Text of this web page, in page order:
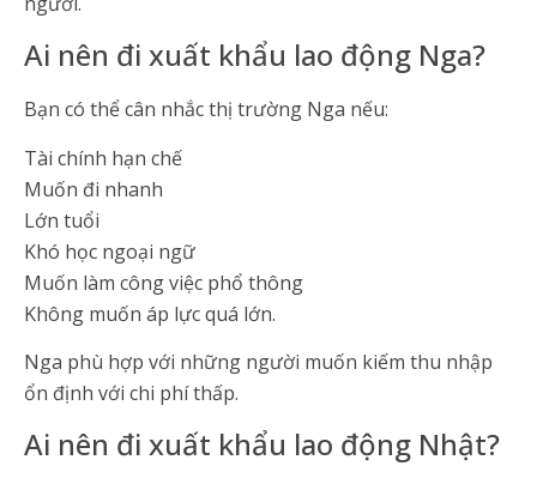
Ai nên đi xuất khẩu lao động Nga?
Bạn có thể cân nhắc thị trường Nga nếu:
Tài chính hạn chế
Muốn đi nhanh
Lớn tuổi
Khó học ngoại ngữ
Muốn làm công việc phổ thông
Không muốn áp lực quá lớn.
Nga phù hợp với những người muốn kiếm thu nhập
ổn định với chi phí thấp.
Ai nên đi xuất khẩu lao động Nhật?